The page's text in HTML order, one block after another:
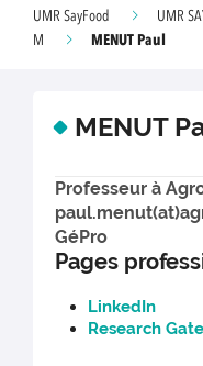
UMR SayFood UMR
M
MENUT Paul
MENUT
Professeur à
GéPro
Pages
LinkedIn
Research Gate